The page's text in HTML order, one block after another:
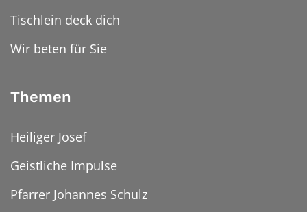
Tischlein deck dich
Wir beten für Sie
Themen
Heiliger Josef
Geistliche Impulse
Pfarrer Johannes Schulz